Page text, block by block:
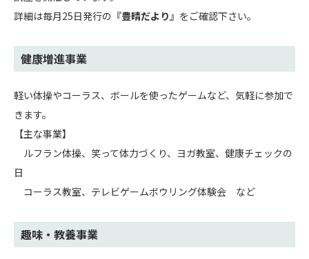
詳細は毎月25日発行の 『豊晴だより』 をご確認下さい。
健康増進事業
軽い体操やコーラス、ボールを使ったゲームなど、気軽に参加で
きます。
【主な事業】
ルフラン体操、笑って体力づくり、ヨガ教室、健康チェックの
日
コーラス教室、テレビゲームボウリング体験会 など
趣味・教養事業